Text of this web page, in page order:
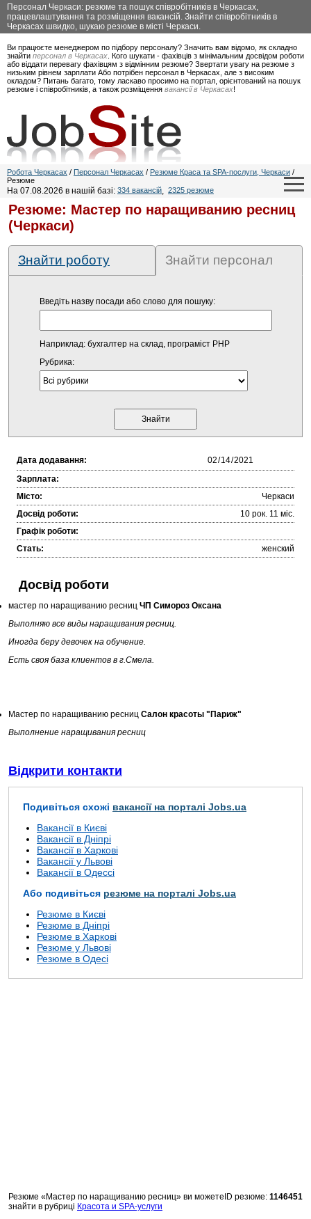
Персонал Черкаси: резюме та пошук співробітників в Черкасах,
працевлаштування та розміщення вакансій. Знайти співробітників в
Черкасах швидко, шукаю резюме в місті Черкаси.
Ви працюєте менеджером по підбору персоналу? Значить вам відомо, як складно
знайти персонал в Черкасах . Кого шукати - фахівців з мінімальним досвідом роботи
або віддати перевагу фахівцям з відмінним резюме? Звертати увагу на резюме з
низьким рівнем зарплати Або потрібен персонал в Черкасах, але з високим
окладом? Питань багато, тому ласкаво просимо на портал, орієнтований на пошук
резюме і співробітників, а також розміщення вакансії в Черкасах!
Робота Черкасах / Персонал Черкасах / Резюме Краса та SPA-послуги, Черкаси /
Резюме
На 07.08.2026 в нашій базі: 334 вакансій, 2325 резюме
Резюме: Мастер по наращиванию ресниц
(Черкаси)
Знайти роботу Знайти персонал
Введіть назву посади або слово для пошуку:
Наприклад: бухгалтер на склад, програміст PHP
Рубрика:
Дата додавання:
Зарплата:
Місто:
Черкаси
Досвід роботи:
10 рок. 11 міc.
Графік роботи:
Стать:
женский
Досвід роботи
мастер по наращиванию ресниц ЧП Симороз Оксана
Выполняю все виды наращивания ресниц.
Иногда беру девочек на обучение.
Есть своя база клиентов в г.Смела.
Мастер по наращиванию ресниц Салон красоты "Париж"
Выполнение наращивания ресниц
Відкрити контакти
Подивіться схожі вакансії на порталі Jobs.ua
Вакансії в Києві
Вакансії в Дніпрі
Вакансії в Харкові
Вакансії у Львові
Вакансії в Одессі
Або подивіться резюме на порталі Jobs.ua
Резюме в Києві
Резюме в Дніпрі
Резюме в Харкові
Резюме у Львові
Резюме в Одесі
Резюме «Мастер по наращиванию ресниц» ви можете
знайти в рубриці Красота и SPA-услуги
ID резюме: 1146451